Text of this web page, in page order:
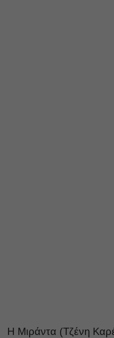
H Μιράντα (Τζένη